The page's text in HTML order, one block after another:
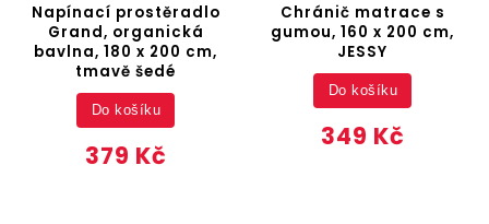
Napínací prostěradlo
Grand, organická
bavlna, 180 x 200 cm,
tmavě šedé
379 Kč
Do košíku
Chránič matrace s
gumou, 160 x 200 cm,
JESSY
349 Kč
Do košíku